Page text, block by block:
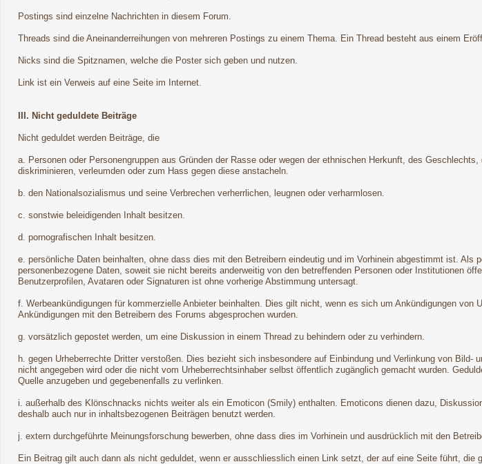
Postings sind einzelne Nachrichten in diesem Forum.
Threads sind die Aneinanderreihungen von mehreren Postings zu einem Thema. Ein Thread besteht aus einem
Nicks sind die Spitznamen, welche die Poster sich geben und nutzen.
Link ist ein Verweis auf eine Seite im Internet.
III. Nicht geduldete Beiträge
Nicht geduldet werden Beiträge, die
a. Personen oder Personengruppen aus Gründen der Rasse oder wegen der ethnischen Herkunft, des
diskriminieren, verleumden oder zum Hass gegen diese anstacheln.
b. den Nationalsozialismus und seine Verbrechen verherrlichen, leugnen oder verharmlosen.
c. sonstwie beleidigenden Inhalt besitzen.
d. pornografischen Inhalt besitzen.
e. persönliche Daten beinhalten, ohne dass dies mit den Betreibern eindeutig und im Vorhinein abgestimmt ist.
personenbezogene Daten, soweit sie nicht bereits anderweitig von den betreffenden Personen oder Institutionen
Benutzerprofilen, Avataren oder Signaturen ist ohne vorherige Abstimmung untersagt.
f. Werbeankündigungen für kommerzielle Anbieter beinhalten. Dies gilt nicht, wenn es sich um Ankündigungen
Ankündigungen mit den Betreibern des Forums abgesprochen wurden.
g. vorsätzlich gepostet werden, um eine Diskussion in einem Thread zu behindern oder zu verhindern.
h. gegen Urheberrechte Dritter verstoßen. Dies bezieht sich insbesondere auf Einbindung und Verlinkung von
nicht angegeben wird oder die nicht vom Urheberrechtsinhaber selbst öffentlich zugänglich gemacht wurden.
Quelle anzugeben und gegebenenfalls zu verlinken.
i. außerhalb des Klönschnacks nichts weiter als ein Emoticon (Smily) enthalten. Emoticons dienen dazu,
deshalb auch nur in inhaltsbezogenen Beiträgen benutzt werden.
j. extern durchgeführte Meinungsforschung bewerben, ohne dass dies im Vorhinein und ausdrücklich mit den
Ein Beitrag gilt auch dann als nicht geduldet, wenn er ausschliesslich einen Link setzt, der auf eine Seite führt,